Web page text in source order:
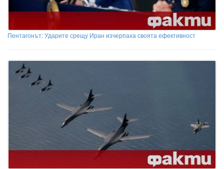
Пентагонът: Ударите срещу Иран изчерпаха своята ефективност